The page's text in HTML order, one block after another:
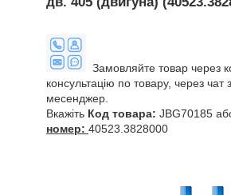
Замовляйте товар через
консультацію по товару, через
месенджер.
Вкажіть Код товара: JBG70185
номер: 40523.3828000